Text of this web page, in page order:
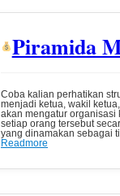
Piramida
Coba kalian perhatikan
menjadi ketua, wakil
akan mengatur organisasi
setiap orang tersebut
yang dinamakan sebagai
Readmore